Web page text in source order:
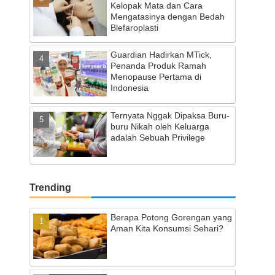
Kelopak Mata dan Cara
Mengatasinya dengan Bedah
Blefaroplasti
Guardian Hadirkan MTick,
Penanda Produk Ramah
Menopause Pertama di
Indonesia
Ternyata Nggak Dipaksa Buru-
buru Nikah oleh Keluarga
adalah Sebuah Privilege
Trending
Berapa Potong Gorengan yang
Aman Kita Konsumsi Sehari?